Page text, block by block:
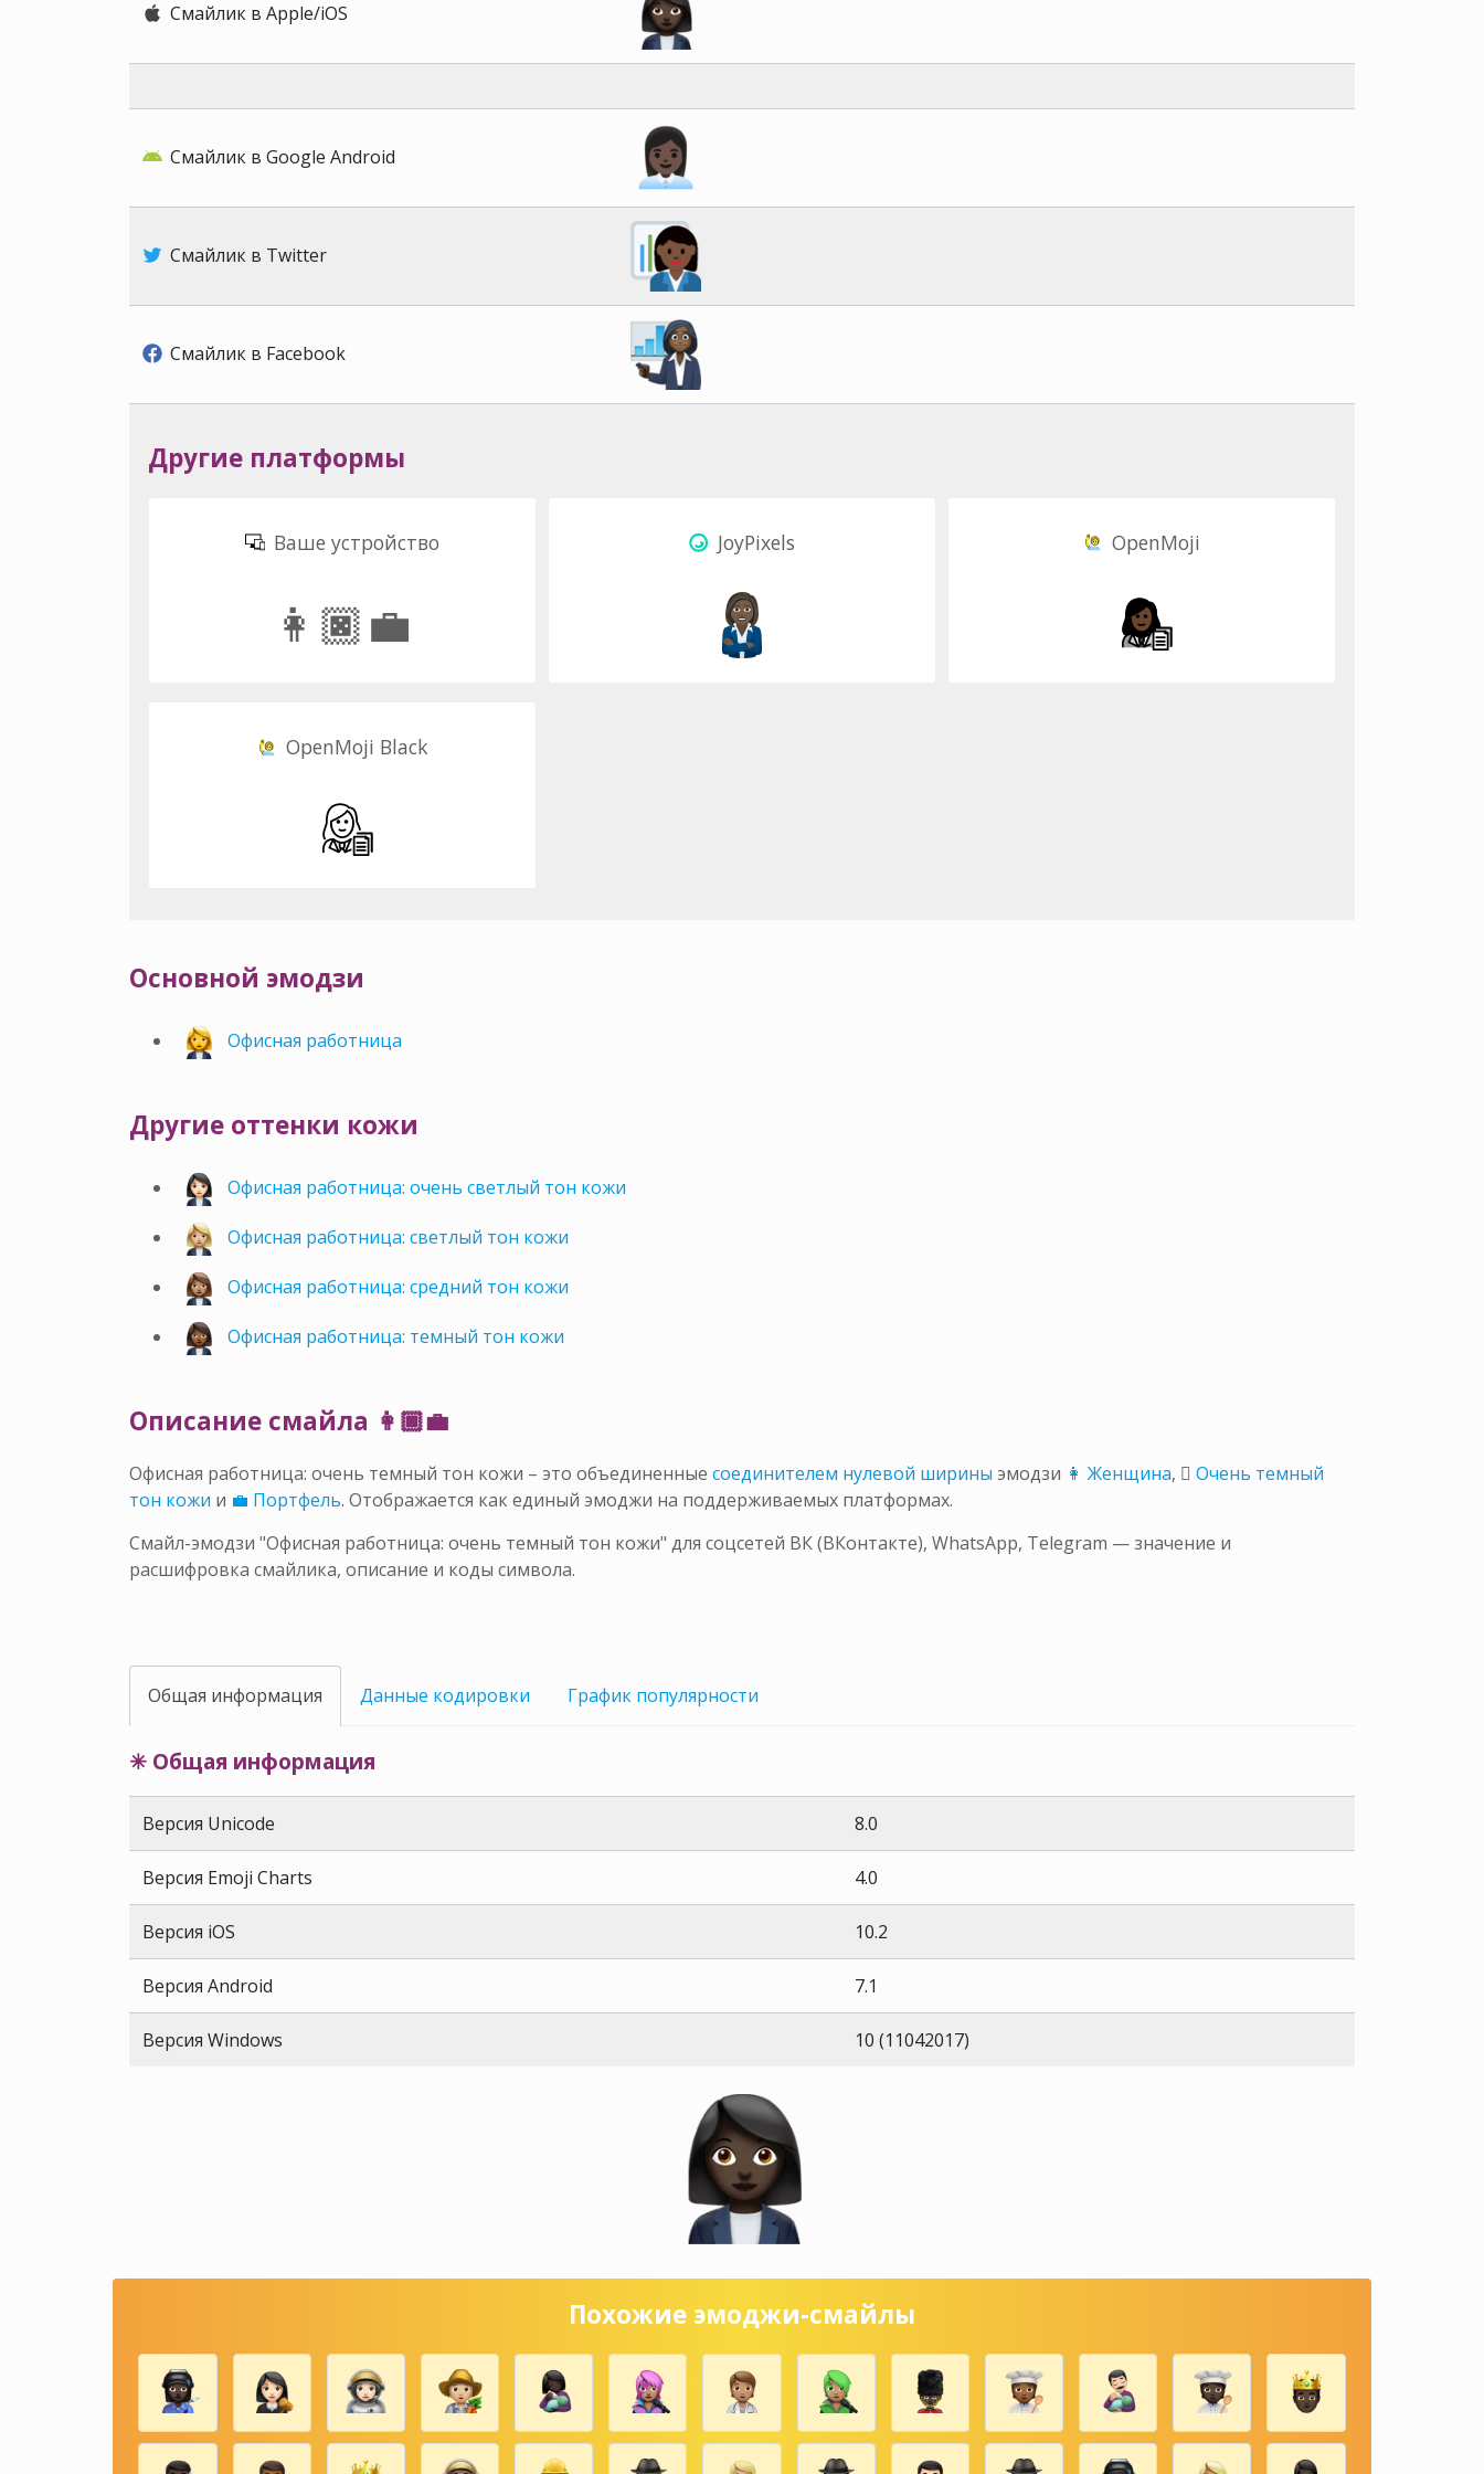
Смайлик в Apple/iOS
Смайлик в Google Android
Смайлик в Twitter
Смайлик в Facebook
Другие платформы
Ваше устройство
👩🏿‍💼
JoyPixels OpenMoji
OpenMoji Black
Основной эмодзи
Офисная работница
Другие оттенки кожи
Офисная работница: очень светлый тон кожи
Офисная работница: светлый тон кожи
Офисная работница: средний тон кожи
Офисная работница: темный тон кожи
Описание смайла 👩🏿‍💼
Офисная работница: очень темный тон кожи – это объединенные соединителем нулевой ширины эмодзи 👩 Женщина, 🏿 Очень темный
тон кожи и 💼 Портфель. Отображается как единый эмоджи на поддерживаемых платформах.
Смайл-эмодзи "Офисная работница: очень темный тон кожи" для соцсетей ВК (ВКонтакте), WhatsApp, Telegram — значение и
расшифровка смайлика, описание и коды символа.
Общая информация Данные кодировки График популярности
✳ Общая информация
Версия Unicode 8.0
Версия Emoji Charts 4.0
Версия iOS 10.2
Версия Android 7.1
Версия Windows 10 (11042017)
Похожие эмоджи-смайлы